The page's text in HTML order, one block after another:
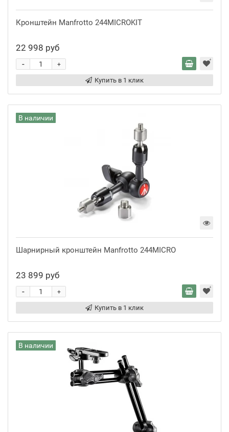
Кронштейн Manfrotto 244MICROKIT
22 998 руб
+
-
Купить в 1 клик
В наличии
Шарнирный кронштейн Manfrotto 244MICRO
23 899 руб
+
-
Купить в 1 клик
В наличии